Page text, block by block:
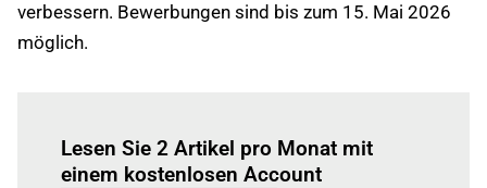
verbessern. Bewerbungen sind bis zum 15. Mai 2026
möglich.
Lesen Sie 2 Artikel pro Monat mit
einem kostenlosen Account